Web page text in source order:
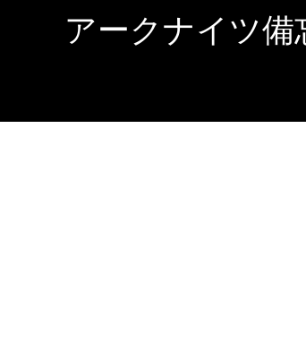
アークナイツ備